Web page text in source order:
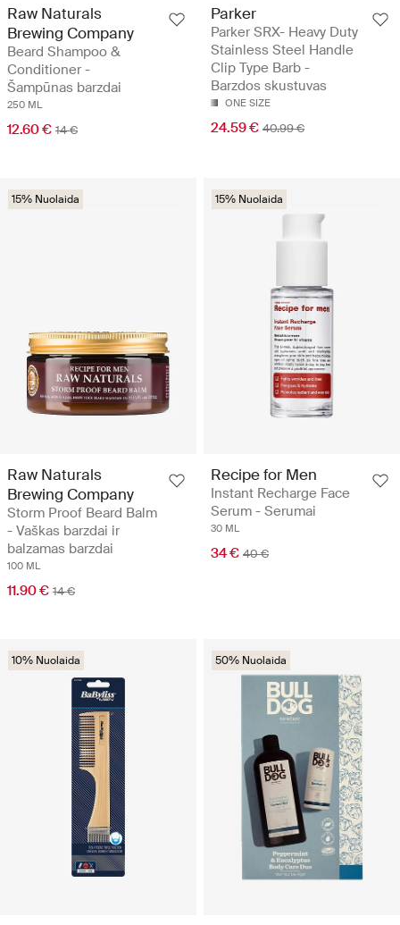
Raw Naturals
Brewing Company
Beard Shampoo &
Conditioner -
Šampūnas barzdai
250 ML
12.60 € 14 €
Parker
Parker SRX- Heavy Duty
Stainless Steel Handle
Clip Type Barb -
Barzdos skustuvas
ONE SIZE
24.59 € 40.99 €
15% Nuolaida
Raw Naturals
Brewing Company
Storm Proof Beard Balm
- Vaškas barzdai ir
balzamas barzdai
100 ML
11.90 € 14 €
15% Nuolaida
Recipe for Men
Instant Recharge Face
Serum - Serumai
30 ML
34 € 40 €
10% Nuolaida 50% Nuolaida